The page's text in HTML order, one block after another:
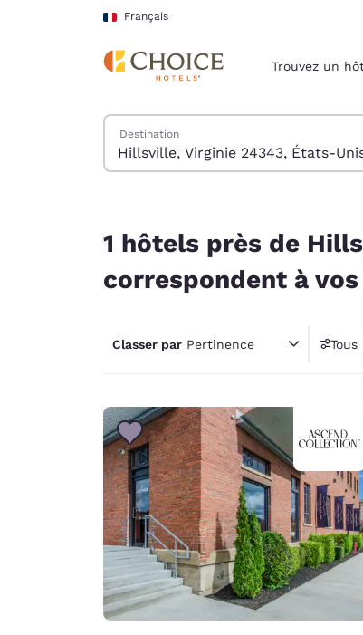
Sauter à Contenu Principal
Français
Région
Trouvez un
Trouver des hôtels
Destination
1 hôtels près de
correspondent à
Classer par Pertinence